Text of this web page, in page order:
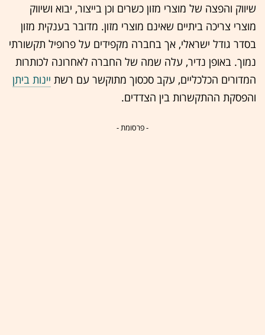
שיווק והפצה של מוצרי מזון כשרים וכן בייצור, יבוא ושיווק
מוצרי צריכה ביתיים שאינם מוצרי מזון. מדובר בענקית מזון
בסדר גודל ישראלי, אך בחברה מקפידים על פרופיל תקשורתי
נמוך. באופן נדיר, עלה שמה של החברה לאחרונה לכותרות
המדורים הכלכליים, עקב סכסוך מתוקשר עם רשת יינות ביתן
והפסקת ההתקשרות בין הצדדים.
- פרסומת -